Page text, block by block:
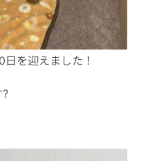
を迎えました！